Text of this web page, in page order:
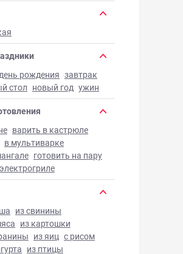
рождения завтрак
стол новый год ужин
варить в кастрюле
в мультиварке
готовить на пару
из свинины
из картошки
из яиц с рисом
из птицы